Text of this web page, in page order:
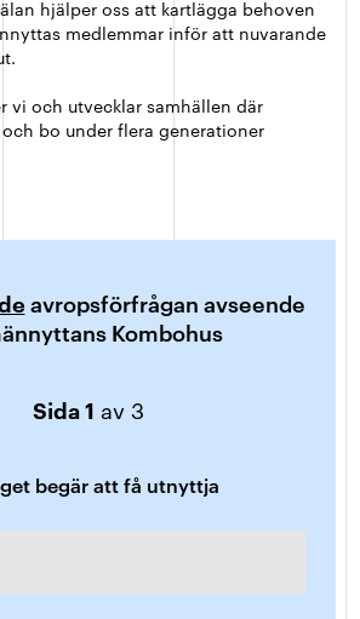
hjälper oss att kartlägga behoven
medlemmar inför att nuvarande
vi och utvecklar samhällen där
bo under flera generationer
avropsförfrågan avseende
Kombohus
Sida 1 av 3
begär att få utnyttja